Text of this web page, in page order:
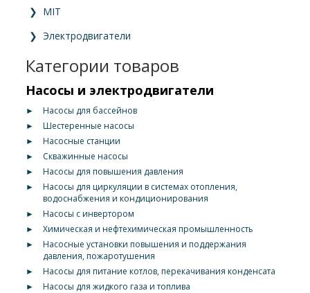
❯ MIT
❯ Электродвигатели
Категории товаров
Насосы и электродвигатели
►
Насосы для бассейнов
►
Шестеренные насосы
►
Насосные станции
►
Скважинные насосы
►
Насосы для повышения давления
►
Насосы для циркуляции в системах отопления,
водоснабжения и кондиционирования
►
Насосы с инвертором
►
Химическая и нефтехимическая промышленность
►
Насосные установки повышения и поддержания
давления, пожаротушения
►
Насосы для питание котлов, перекачивания конденсата
►
Насосы для жидкого газа и топлива